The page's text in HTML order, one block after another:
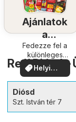
Ajánlatok
a
közelében
Fedezze fel a
különleges
ajánlatokat
Helyi
ajánlatok
Reál Diósd
Diósd
Szt. István tér 7